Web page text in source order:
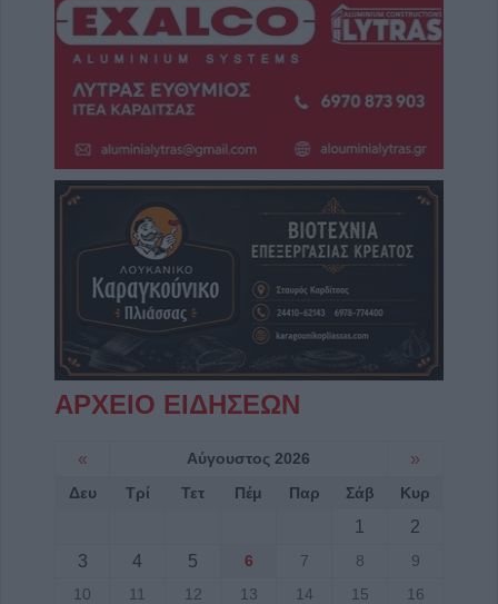
ΑΡΧΕΙΟ ΕΙΔΗΣΕΩΝ
« Αύγουστος 2026 »
Δευ Τρί Τετ Πέμ Παρ Σάβ Κυρ
1
2
3
4 5 6 7 8
9
10
11 12 13 14 15
16